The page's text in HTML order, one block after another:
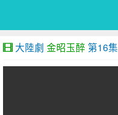
大陸劇 金昭玉醉 第16集